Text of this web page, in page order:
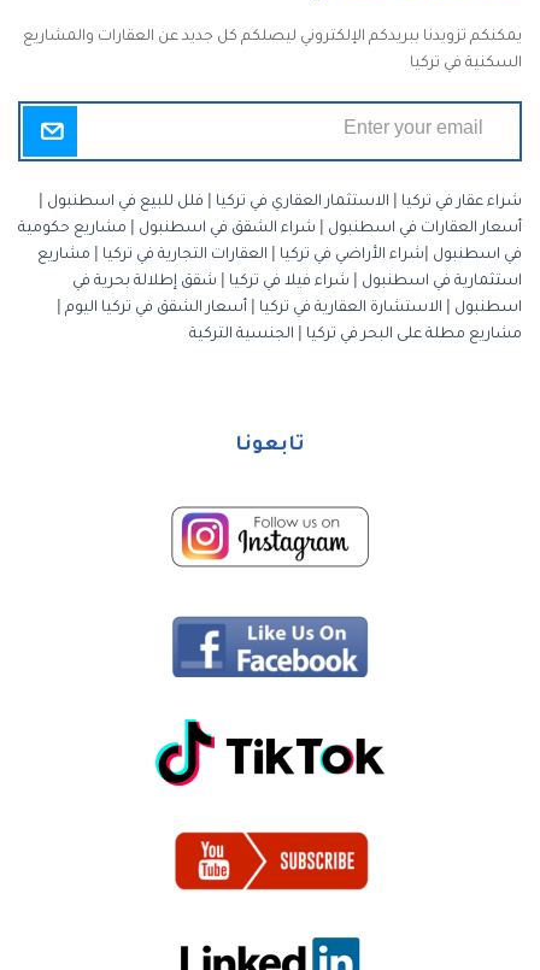
يمكنكم تزويدنا ببريدكم الإلكتروني ليصلكم كل جديد عن العقارات والمشاريع
السكنية في تركيا
شراء عقار في تركيا الاستثمار العقاري في تركيا فلل للبيع في اسطنبول
أسعار العقارات في اسطنبول
شراء الشقق في اسطنبول
مشاريع حكومية
في اسطنبول
شراء الأراضي في تركيا العقارات التجارية في تركيا
مشاريع
استثمارية في اسطنبول
شراء فيلا في تركيا
شقق إطلالة بحرية في
اسطنبول
الاستشارة العقارية في تركيا أسعار الشقق في تركيا اليوم
مشاريع مطلة على البحر في تركيا
الجنسية التركية
تابعونا